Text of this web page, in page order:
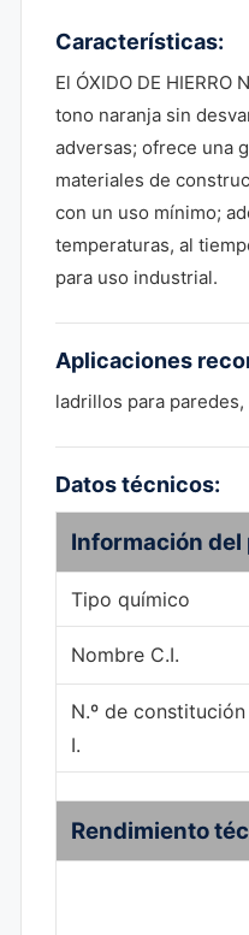
Características:
El ÓXIDO DE
tono naranja sin
adversas; ofrece una
materiales de
con un uso mínimo;
temperaturas, al
para uso industrial.
Aplicaciones
ladrillos para
Datos técnicos:
Información
Tipo químico
Nombre C.I.
N.º de constitución
I.
Rendimiento